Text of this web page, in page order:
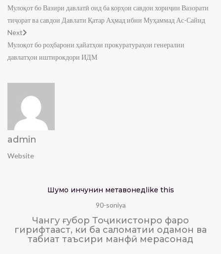
Мулоқот бо Вазири давлатӣ оид ба корҳои савдои хориҷии Вазорати
тиҷорат ва савдои Давлати Қатар Аҳмад ибни Муҳаммад Ас-Сайид
Next
Мулоқот бо роҳбарони ҳайатҳои прокуратураҳои генералии
давлатҳои иштирокдори ИДМ
admin
Website
Шумо инчунин метавонедlike this
90-soniya
Чангу ғубор Тоҷикистонро фаро
гирифтааст, ки ба саломатии одамон ва
табиат таъсири манфӣ мерасонад